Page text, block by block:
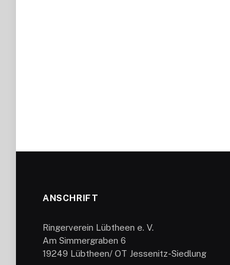
ANSCHRIFT
Ringerverein Lübtheen e. V.
Am Simmergraben 6
19249 Lübtheen/ OT Jessenitz-Siedlung